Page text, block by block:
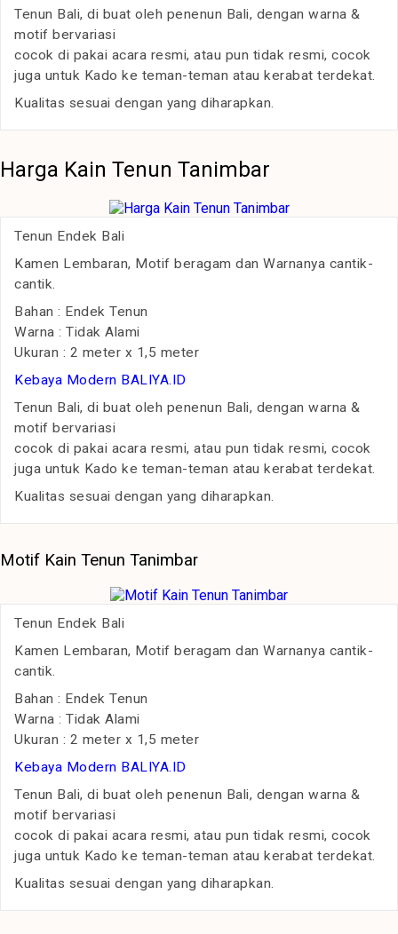
Tenun Bali, di buat oleh penenun Bali, dengan warna &
motif bervariasi
cocok di pakai acara resmi, atau pun tidak resmi, cocok
juga untuk Kado ke teman-teman atau kerabat terdekat.
Kualitas sesuai dengan yang diharapkan.
Harga Kain Tenun Tanimbar
Tenun Endek Bali
Kamen Lembaran, Motif beragam dan Warnanya cantik-
cantik.
Bahan : Endek Tenun
Warna : Tidak Alami
Ukuran : 2 meter x 1,5 meter
Kebaya Modern BALIYA.ID
Tenun Bali, di buat oleh penenun Bali, dengan warna &
motif bervariasi
cocok di pakai acara resmi, atau pun tidak resmi, cocok
juga untuk Kado ke teman-teman atau kerabat terdekat.
Kualitas sesuai dengan yang diharapkan.
Motif Kain Tenun Tanimbar
Tenun Endek Bali
Kamen Lembaran, Motif beragam dan Warnanya cantik-
cantik.
Bahan : Endek Tenun
Warna : Tidak Alami
Ukuran : 2 meter x 1,5 meter
Kebaya Modern BALIYA.ID
Tenun Bali, di buat oleh penenun Bali, dengan warna &
motif bervariasi
cocok di pakai acara resmi, atau pun tidak resmi, cocok
juga untuk Kado ke teman-teman atau kerabat terdekat.
Kualitas sesuai dengan yang diharapkan.